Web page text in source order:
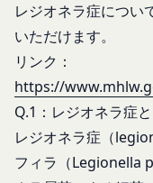
レジオネラ症につい
いただけます。
リンク：
https://
Q.1：レジオネラ症
レジオネラ症（
フィラ（Legionella
アカウントへの
ワード等のその
入力フォームそ
様が入力または
当社が各サービ
端末情報
お客様が、端末
を利用する場合
本利用規約に基
認めた特定の法
す。なお、利用
スを利用されて
「会員」
本規約の内容の
ス所定の手続き
れを承認した特